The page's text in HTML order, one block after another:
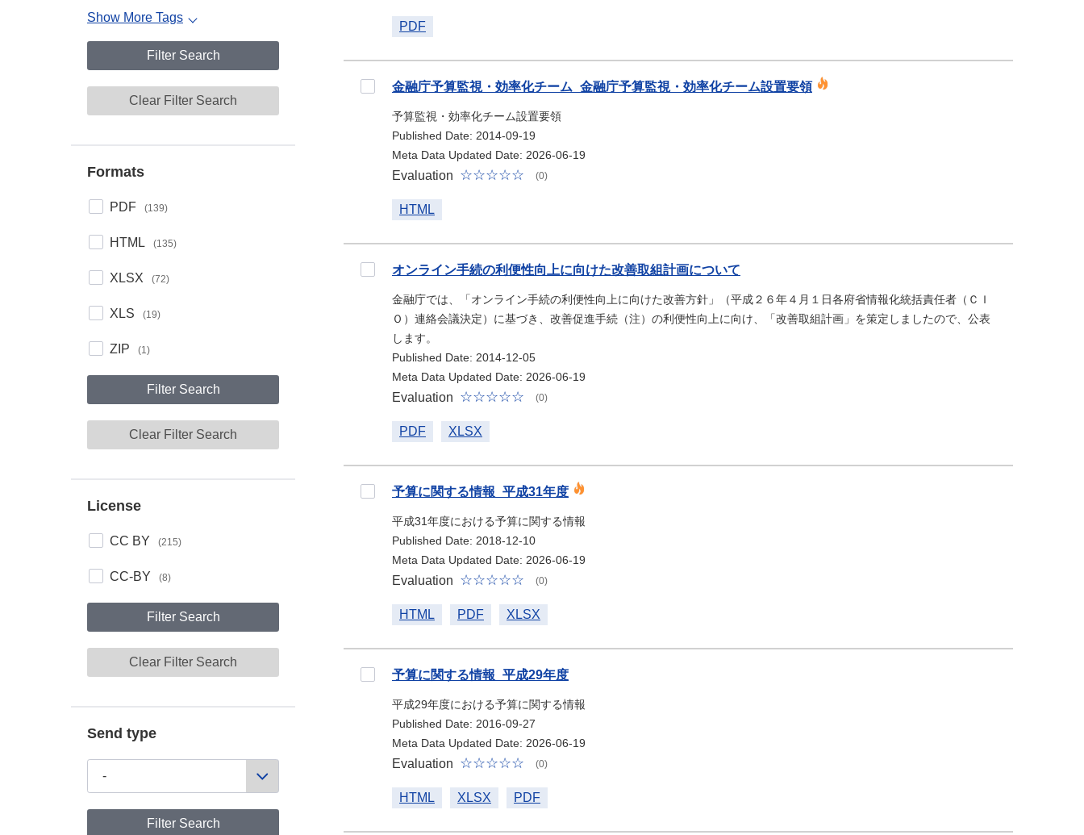
Show More Tags
Filter Search
Clear Filter Search
Formats
Formats
PDF (139)
HTML (135)
XLSX (72)
XLS (19)
ZIP (1)
Filter Search
Clear Filter Search
License
LicenseCC BY (215)
CC-BY (8)
Filter Search
Clear Filter Search
Send type
Filter Search
PDF
金融庁予算監視・効率化チーム_金融庁予算監視・効率化チーム設置要領
予算監視・効率化チーム設置要領
Published Date: 2014-09-19
Meta Data Updated Date: 2026-06-19
Evaluation (0)
HTML
オンライン手続の利便性向上に向けた改善取組計画について
金融庁では、「オンライン手続の利便性向上に向けた改善方針」（平成２６年４月１日各府省情報化統括責任者（ＣＩ
Ｏ）連絡会議決定）に基づき、改善促進手続（注）の利便性向上に向け、「改善取組計画」を策定しましたので、公表
します。
Published Date: 2014-12-05
Meta Data Updated Date: 2026-06-19
Evaluation (0)
PDF XLSX
予算に関する情報_平成31年度
平成31年度における予算に関する情報
Published Date: 2018-12-10
Meta Data Updated Date: 2026-06-19
Evaluation (0)
HTML PDF XLSX
予算に関する情報_平成29年度
平成29年度における予算に関する情報
Published Date: 2016-09-27
Meta Data Updated Date: 2026-06-19
Evaluation (0)
HTML XLSX PDF